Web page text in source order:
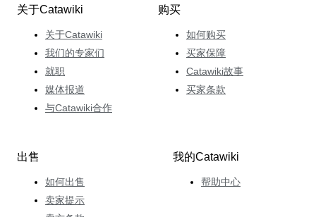
关于Catawiki
关于Catawiki
我们的专家们
就职
媒体报道
与Catawiki合作
购买
如何购买
买家保障
Catawiki故事
买家条款
出售
如何出售
卖家提示
我的Catawiki
帮助中心